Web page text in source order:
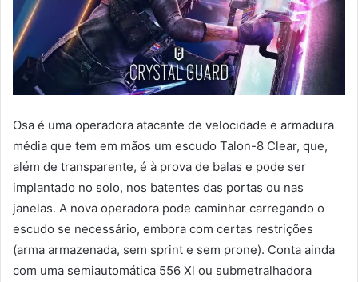
Osa é uma operadora atacante de velocidade e armadura
média que tem em mãos um escudo Talon-8 Clear, que,
além de transparente, é à prova de balas e pode ser
implantado no solo, nos batentes das portas ou nas
janelas. A nova operadora pode caminhar carregando o
escudo se necessário, embora com certas restrições
(arma armazenada, sem sprint e sem prone). Conta ainda
com uma semiautomática 556 Xl ou submetralhadora